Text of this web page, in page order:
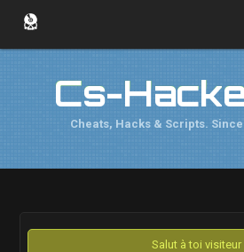
Cs-
Cheats, Hacks & Scripts. Since
Salut à toi visiteur